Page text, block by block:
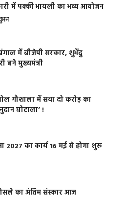
में पक्की भायली का भव्य आयोजन
में बीजेपी सरकार, शुभेंदु
बने मुख्यमंत्री
गौशाला में सवा दो करोड़ का
घोटाला’ !
2027 का कार्य 16 मई से होगा शुरू
का अंतिम संस्कार आज